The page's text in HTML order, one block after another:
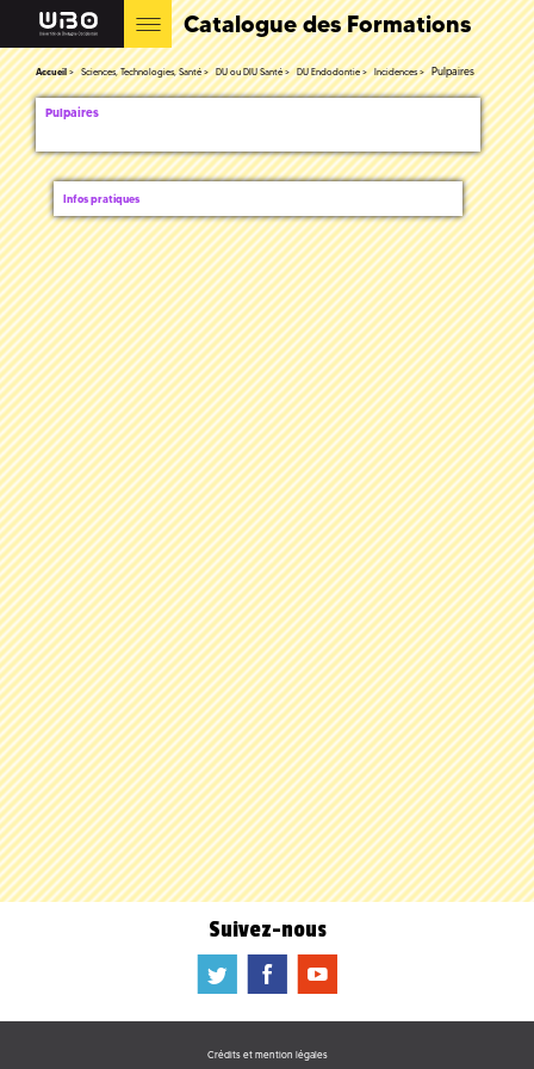
Catalogue des Formations
Accueil Sciences, Technologies, Santé DU ou DIU Santé DU Endodontie Incidences Pulpaires
Pulpaires
Infos pratiques
Suivez-nous
a b f
Crédits et mention légales